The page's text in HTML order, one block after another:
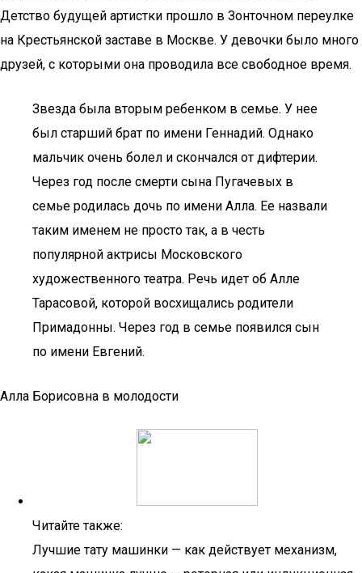
Детство будущей артистки прошло в Зонточном переулке
на Крестьянской заставе в Москве. У девочки было много
друзей, с которыми она проводила все свободное время.
Звезда была вторым ребенком в семье. У нее
был старший брат по имени Геннадий. Однако
мальчик очень болел и скончался от дифтерии.
Через год после смерти сына Пугачевых в
семье родилась дочь по имени Алла. Ее назвали
таким именем не просто так, а в честь
популярной актрисы Московского
художественного театра. Речь идет об Алле
Тарасовой, которой восхищались родители
Примадонны. Через год в семье появился сын
по имени Евгений.
Алла Борисовна в молодости
Читайте также:
Лучшие тату машинки — как действует механизм,